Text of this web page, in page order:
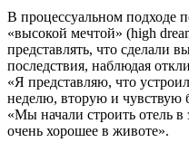
В процессуальном подходе
«высокой мечтой» (high
представлять, что сделали
последствия, наблюдая
«Я представляю, что
неделю, вторую и чувствую
«Мы начали строить отель в
очень хорошее в животе».